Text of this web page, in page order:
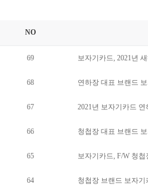
NO
69 보자기카드, 2021년
68 연하장 대표 브랜드
67 2021년 보자기카드
66 청첩장 대표 브랜드
65 보자기카드, F/W 청첩
64 청첩장 브랜드 보자